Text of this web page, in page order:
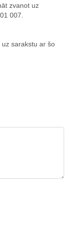
zvanot uz
007.
sarakstu ar šo